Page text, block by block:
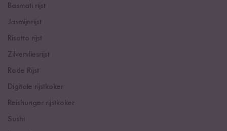
Basmati rijst
Jasmijnrijst
Risotto rijst
Zilvervliesrijst
Rode Rijst
Digitale rijstkoker
Reishunger rijstkoker
Sushi